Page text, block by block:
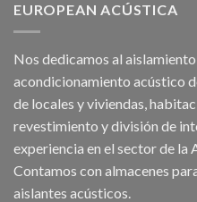
EUROPEAN ACÚSTICA
Nos dedicamos al
acondicionamiento acústico
de locales yviviendas ,
revestimiento y división de
experiencia en el sector de la
Contamos con almacenes
aislantes acústicos